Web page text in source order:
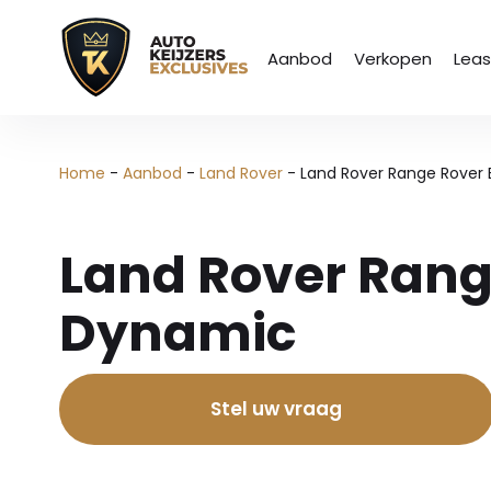
Aanbod Verkopen
Home - Aanbod - Land Rover- Land Rover Range Rover
Land Rover
Dynamic
Stel uw vraag